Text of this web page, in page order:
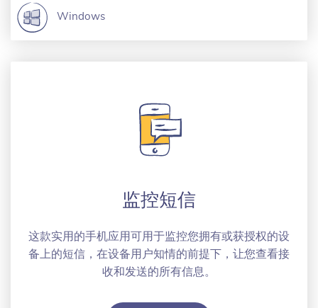
Windows
监控短信
这款实用的手机应用可用于监控您拥有或获授权的设
备上的短信，在设备用户知情的前提下，让您查看接
收和发送的所有信息。